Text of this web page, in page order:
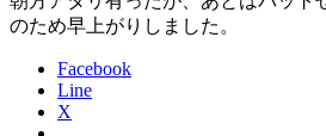
のため早上がりしました。
Facebook
Line
X